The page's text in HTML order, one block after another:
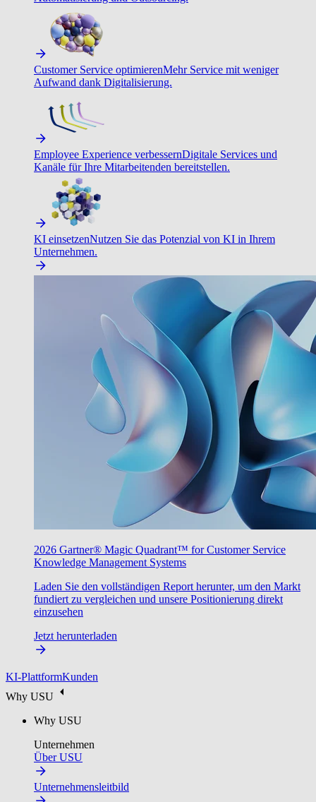
Customer Service optimierenMehr Service mit weniger
Aufwand dank Digitalisierung.
Employee Experience verbessernDigitale Services und
Kanäle für Ihre Mitarbeitenden bereitstellen.
KI einsetzenNutzen Sie das Potenzial von KI in Ihrem
Unternehmen.
2026 Gartner® Magic Quadrant™ for Customer Service
Knowledge Management Systems
Laden Sie den vollständigen Report herunter, um den Markt
fundiert zu vergleichen und unsere Positionierung direkt
einzusehen
Jetzt herunterladen
KI-PlattformKunden
Why USU
Why USU
Unternehmen
Über USU
Unternehmensleitbild